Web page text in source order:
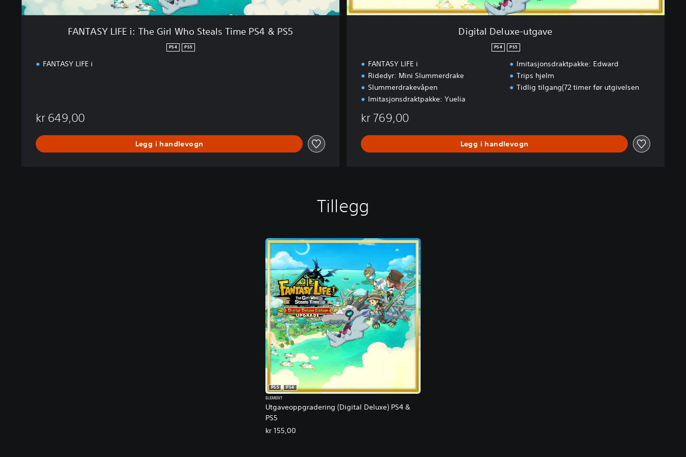
e
G
FANTASY LIFE i: The Girl Who Steals Time PS4 & PS5
PS4 PS5
FANTASY LIFE i
kr 649,00
Legg i handlevogn
g
Digital Deluxe-utgave
PS4 PS5
FANTASY LIFE i
Ridedyr: Mini Slummerdrake
Slummerdrakevåpen
Imitasjonsdraktpakke: Yuelia
Imitasjonsdraktpakke: Edward
Trips hjelm
Tidlig tilgang(72 timer før utgivelsen
kr 769,00
Legg i handlevogn
Tillegg
Utgaveoppgradering (Digital Deluxe) PS4 &
PS5
PS5
PS4
ELEMENT
kr 155,00